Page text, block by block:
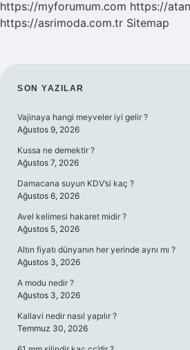
https://myforumum.com https://
https://asrimoda.com.tr Sitemap
SIDEBAR
SON YAZILAR
Vajinaya hangi meyveler iyi gelir ?
Ağustos 9, 2026
Kussa ne demektir ?
Ağustos 7, 2026
Damacana suyun KDV’si kaç ?
Ağustos 6, 2026
Avel kelimesi hakaret midir ?
Ağustos 5, 2026
Altın fiyatı dünyanın her yerinde aynı mı ?
Ağustos 3, 2026
A modu nedir ?
Ağustos 3, 2026
Kallavi nedir nasıl yapılır ?
Temmuz 30, 2026